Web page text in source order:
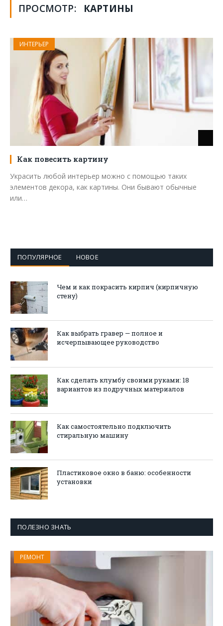
ПРОСМОТР: КАРТИНЫ
ИНТЕРЬЕР
Как повесить картину
Украсить любой интерьер можно с помощью таких
элементов декора, как картины. Они бывают обычные
или…
ПОПУЛЯРНОЕ НОВОЕ
Чем и как покрасить кирпич (кирпичную
стену)
Как выбрать гравер — полное и
исчерпывающее руководство
Как сделать клумбу своими руками: 18
вариантов из подручных материалов
Как самостоятельно подключить
стиральную машину
Пластиковое окно в баню: особенности
установки
ПОЛЕЗНО ЗНАТЬ
РЕМОНТ